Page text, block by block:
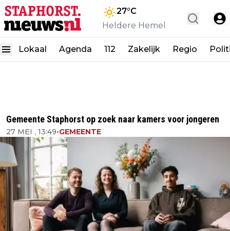
27°C
Heldere Hemel
Lokaal Agenda 112 Zakelijk Regio
Gemeente Staphorst op zoek naar kamers voor jongeren
27 MEI , 13:49•GEMEENTE